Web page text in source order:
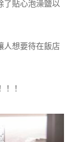
了貼心泡澡鹽以
人想要待在飯店
！